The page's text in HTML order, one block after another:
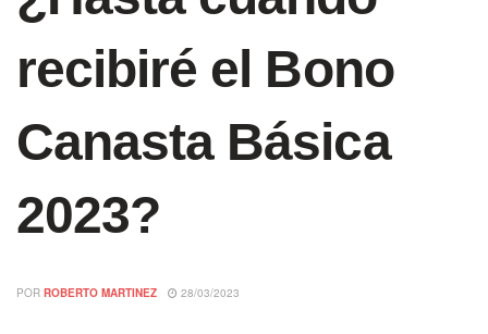
recibiré el Bono
Canasta Básica
2023?
POR ROBERTO MARTINEZ 28/03/2023